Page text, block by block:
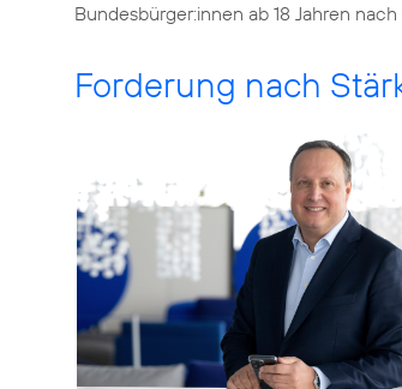
Bundesbürger:innen ab 18 Jahren
Forderung nach